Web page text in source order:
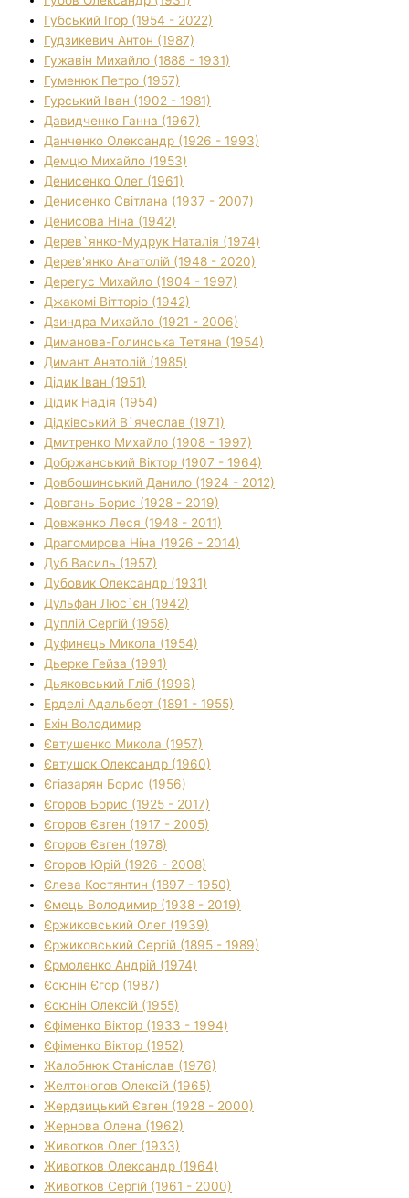
Губський Ігор (1954 - 2022)
Гудзикевич Антон (1987)
Гужавін Михайло (1888 - 1931)
Гуменюк Петро (1957)
Гурський Іван (1902 - 1981)
Давидченко Ганна (1967)
Данченко Олександр (1926 - 1993)
Демцю Михайло (1953)
Денисенко Олег (1961)
Денисенко Світлана (1937 - 2007)
Денисова Ніна (1942)
Дерев`янко-Мудрук Наталія (1974)
Дерев'янко Анатолій (1948 - 2020)
Дерегус Михайло (1904 - 1997)
Джакомі Вітторіо (1942)
Дзиндра Михайло (1921 - 2006)
Диманова-Голинська Тетяна (1954)
Димант Анатолій (1985)
Дідик Іван (1951)
Дідик Надія (1954)
Дідківський В`ячеслав (1971)
Дмитренко Михайло (1908 - 1997)
Добржанський Віктор (1907 - 1964)
Довбошинський Данило (1924 - 2012)
Довгань Борис (1928 - 2019)
Довженко Леся (1948 - 2011)
Драгомирова Ніна (1926 - 2014)
Дуб Василь (1957)
Дубовик Олександр (1931)
Дульфан Люс`єн (1942)
Дуплій Сергій (1958)
Дуфинець Микола (1954)
Дьерке Гейза (1991)
Дьяковський Гліб (1996)
Ерделі Адальберт (1891 - 1955)
Ехін Володимир
Євтушенко Микола (1957)
Євтушок Олександр (1960)
Єгіазарян Борис (1956)
Єгоров Борис (1925 - 2017)
Єгоров Євген (1917 - 2005)
Єгоров Євген (1978)
Єгоров Юрій (1926 - 2008)
Єлева Костянтин (1897 - 1950)
Ємець Володимир (1938 - 2019)
Єржиковський Олег (1939)
Єржиковський Сергій (1895 - 1989)
Єрмоленко Андрій (1974)
Єсюнін Єгор (1987)
Єсюнін Олексій (1955)
Єфіменко Віктор (1933 - 1994)
Єфіменко Віктор (1952)
Жалобнюк Станіслав (1976)
Желтоногов Олексій (1965)
Жердзицький Євген (1928 - 2000)
Жернова Олена (1962)
Животков Олег (1933)
Животков Олександр (1964)
Животков Сергій (1961 - 2000)